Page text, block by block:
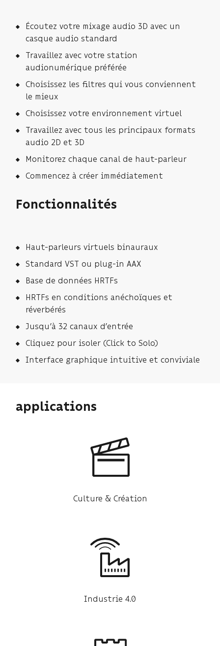
Écoutez votre mixage audio 3D avec un
casque audio standard
Travaillez avec votre station
audionumérique préférée
Choisissez les filtres qui vous conviennent
le mieux
Choisissez votre environnement virtuel
Travaillez avec tous les principaux formats
audio 2D et 3D
Monitorez chaque canal de haut-parleur
Commencez à créer immédiatement
Fonctionnalités
Haut-parleurs virtuels binauraux
Standard VST ou plug-in AAX
Base de données HRTFs
HRTFs en conditions anéchoïques et
réverbérés
Jusqu’à 32 canaux d’entrée
Cliquez pour isoler (Click to Solo)
Interface graphique intuitive et conviviale
applications
Culture & Création
Industrie 4.0